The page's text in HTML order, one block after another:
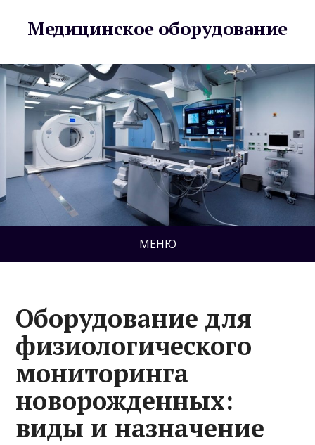
Медицинское оборудование
МЕНЮ
Оборудование для
физиологического
мониторинга
новорожденных:
виды и назначение